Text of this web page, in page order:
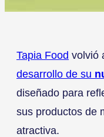
Tapia Food volvió
desarrollo de su
diseñado para
sus productos de
atractiva.